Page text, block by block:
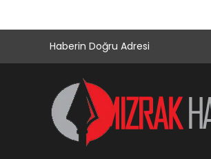
Haberin Doğru Adresi